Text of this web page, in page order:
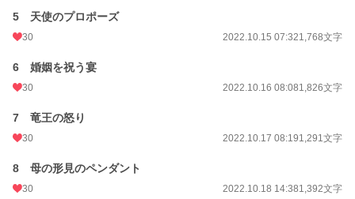
年間ポイント
累計ポイント 94,663 pt (31,308 位)
5 天使のプロポーズ
30 2022.10.15 07:321,768文字
6 婚姻を祝う宴
30 2022.10.16 08:081,826文字
7 竜王の怒り
30 2022.10.17 08:191,291文字
8 母の形見のペンダント
30 2022.10.18 14:381,392文字